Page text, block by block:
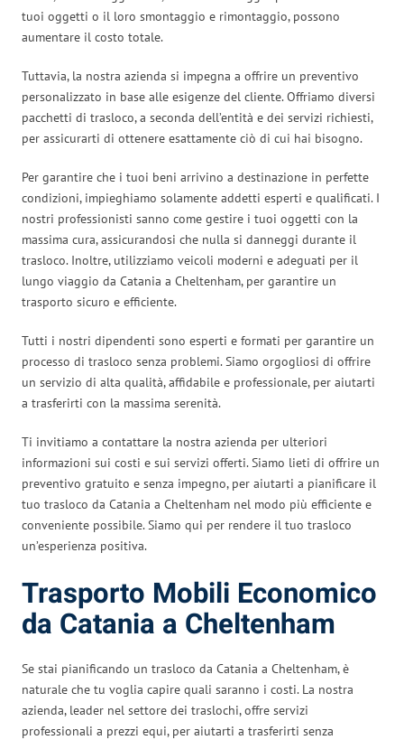
tuoi oggetti o il loro smontaggio e rimontaggio, possono
aumentare il costo totale.
Tuttavia, la nostra azienda si impegna a offrire un preventivo
personalizzato in base alle esigenze del cliente. Offriamo diversi
pacchetti di trasloco, a seconda dell’entità e dei servizi richiesti,
per assicurarti di ottenere esattamente ciò di cui hai bisogno.
Per garantire che i tuoi beni arrivino a destinazione in perfette
condizioni, impieghiamo solamente addetti esperti e qualificati. I
nostri professionisti sanno come gestire i tuoi oggetti con la
massima cura, assicurandosi che nulla si danneggi durante il
trasloco. Inoltre, utilizziamo veicoli moderni e adeguati per il
lungo viaggio da Catania a Cheltenham, per garantire un
trasporto sicuro e efficiente.
Tutti i nostri dipendenti sono esperti e formati per garantire un
processo di trasloco senza problemi. Siamo orgogliosi di offrire
un servizio di alta qualità, affidabile e professionale, per aiutarti
a trasferirti con la massima serenità.
Ti invitiamo a contattare la nostra azienda per ulteriori
informazioni sui costi e sui servizi offerti. Siamo lieti di offrire un
preventivo gratuito e senza impegno, per aiutarti a pianificare il
tuo trasloco da Catania a Cheltenham nel modo più efficiente e
conveniente possibile. Siamo qui per rendere il tuo trasloco
un’esperienza positiva.
Trasporto Mobili Economico
da Catania a Cheltenham
Se stai pianificando un trasloco da Catania a Cheltenham, è
naturale che tu voglia capire quali saranno i costi. La nostra
azienda, leader nel settore dei traslochi, offre servizi
professionali a prezzi equi, per aiutarti a trasferirti senza